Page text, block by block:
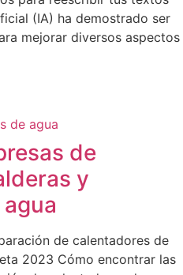
(IA) ha demostrado ser
mejorar diversos aspectos
de
y
de calentadores de
2023 Cómo encontrar las